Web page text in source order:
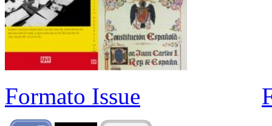
Formato Issue